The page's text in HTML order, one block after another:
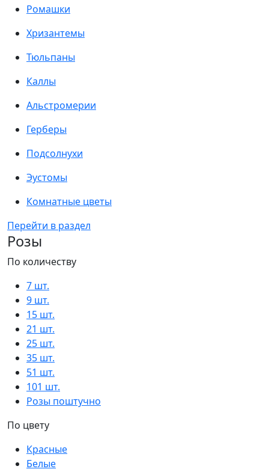
Ромашки
Хризантемы
Тюльпаны
Каллы
Альстромерии
Герберы
Подсолнухи
Эустомы
Комнатные цветы
Перейти в раздел
Розы
По количеству
7 шт.
9 шт.
15 шт.
21 шт.
25 шт.
35 шт.
51 шт.
101 шт.
Розы поштучно
По цвету
Красные
Белые